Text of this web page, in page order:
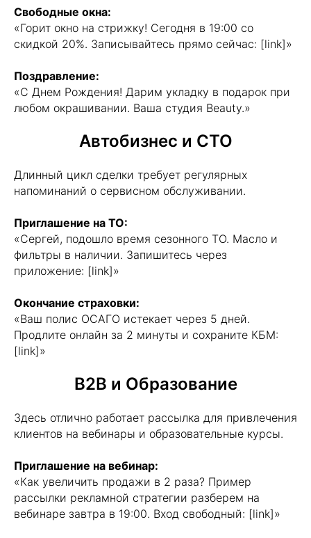
Свободные окна:
«Горит окно на стрижку! Сегодня в 19:00 со
скидкой 20%. Записывайтесь прямо сейчас: [link]»
Поздравление:
«С Днем Рождения! Дарим укладку в подарок при
любом окрашивании. Ваша студия Beauty.»
Автобизнес и СТО
Длинный цикл сделки требует регулярных
напоминаний о сервисном обслуживании.
Приглашение на ТО:
«Сергей, подошло время сезонного ТО. Масло и
фильтры в наличии. Запишитесь через
приложение: [link]»
Окончание страховки:
«Ваш полис ОСАГО истекает через 5 дней.
Продлите онлайн за 2 минуты и сохраните КБМ:
[link]»
B2B и Образование
Здесь отлично работает рассылка для привлечения
клиентов на вебинары и образовательные курсы.
Приглашение на вебинар:
«Как увеличить продажи в 2 раза? Пример
рассылки рекламной стратегии разберем на
вебинаре завтра в 19:00. Вход свободный: [link]»